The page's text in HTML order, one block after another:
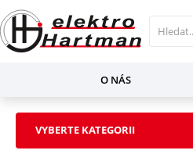
O NÁS
VYBERTE KATEGORII